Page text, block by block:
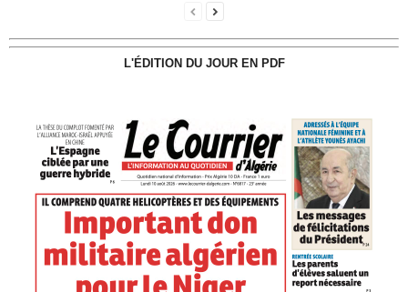
L'ÉDITION DU JOUR EN PDF